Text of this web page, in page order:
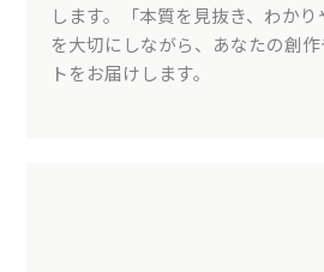
します。「本質を見抜き、わか
を大切にしながら、あなたの創
トをお届けします。